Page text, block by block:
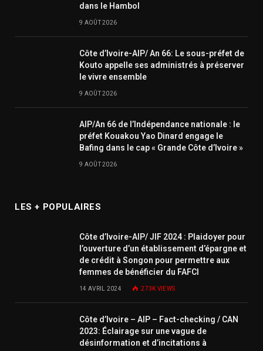
dans le Hambol
9 AOÛT 2026
Côte d’Ivoire-AIP/ An 66: Le sous-préfet de
Kouto appelle ses administrés à préserver
le vivre ensemble
9 AOÛT 2026
AIP/An 66 de l’Indépendance nationale : le
préfet Kouakou Yao Dinard engage le
Bafing dans le cap « Grande Côte d’Ivoire »
9 AOÛT 2026
LES + POPULAIRES
Côte d’Ivoire-AIP/ JIF 2024 : Plaidoyer pour
l’ouverture d’un établissement d’épargne et
de crédit à Songon pour permettre aux
femmes de bénéficier du FAFCI
14 AVRIL 2024 273K VIEWS
Côte d’Ivoire – AIP – Fact-checking / CAN
2023: Éclairage sur une vague de
désinformation et d’incitations à